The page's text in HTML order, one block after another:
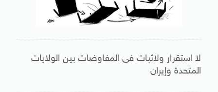
لا استقرار ولاثبات فى المفاوضات بين الولايات
المتحدة وإيران